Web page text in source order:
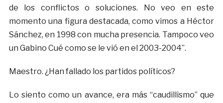
de los conflictos o soluciones. No veo en este
momento una figura destacada, como vimos a Héctor
Sánchez, en 1998 con mucha presencia. Tampoco veo
un Gabino Cué como se le vió en el 2003-2004”.
Maestro. ¿Han fallado los partidos políticos?
Lo siento como un avance, era más “caudillismo” que